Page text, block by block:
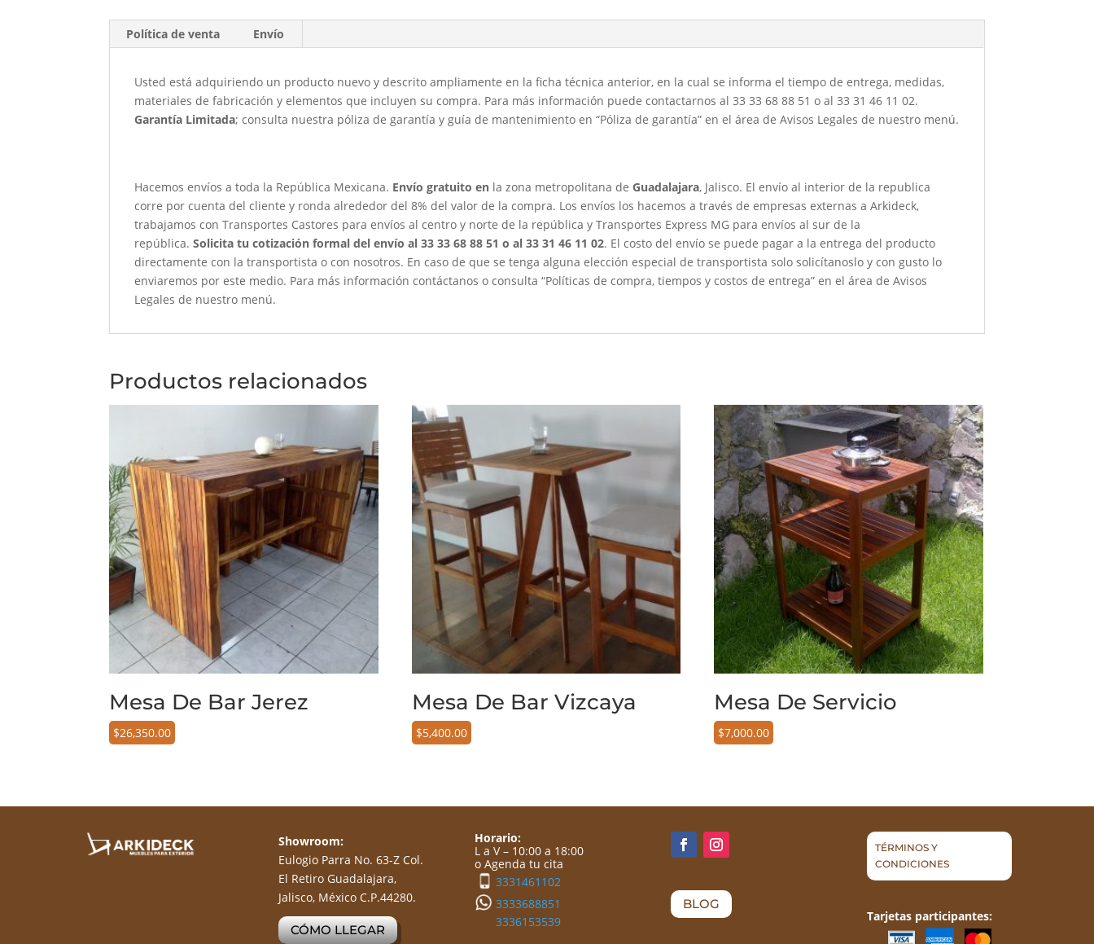
Política de venta Envío
Usted está adquiriendo un producto nuevo y descrito ampliamente en la ficha técnica anterior, en la cual se informa el tiempo de entrega, medidas,
materiales de fabricación y elementos que incluyen su compra. Para más información puede contactarnos al 33 33 68 88 51 o al 33 31 46 11 02.
Garantía Limitada; consulta nuestra póliza de garantía y guía de mantenimiento en “Póliza de garantía” en el área de Avisos Legales de nuestro menú.
Hacemos envíos a toda la República Mexicana. Envío gratuito en la zona metropolitana deGuadalajara, Jalisco. El envío al interior de la republica
corre por cuenta del cliente y ronda alrededor del 8% del valor de la compra. Los envíos los hacemos a través de empresas externas a Arkideck,
trabajamos con Transportes Castores para envíos al centro y norte de la república y Transportes Express MG para envíos al sur de la
república.Solicita tu cotización formal del envío al 33 33 68 88 51 o al 33 31 46 11 02. El costo del envío se puede pagar a la entrega del producto
directamente con la transportista o con nosotros. En caso de que se tenga alguna elección especial de transportista solo solicítanoslo y con gusto lo
enviaremos por este medio. Para más información contáctanos o consulta “Políticas de compra, tiempos y costos de entrega” en el área de Avisos
Legales de nuestro menú.
Productos relacionados
Mesa De Bar Jerez
$26,350.00
Mesa De Bar Vizcaya
$5,400.00
Mesa De Servicio
$7,000.00
Showroom:
Eulogio Parra No. 63-Z Col.
El Retiro Guadalajara,
Jalisco, México C.P.44280.
CÓMO LLEGAR
Horario:
L a V – 10:00 a 18:00
oAgenda tu cita
3331461102
3333688851
3336153539
BLOG
TÉRMINOS Y
CONDICIONES
Tarjetas participantes: